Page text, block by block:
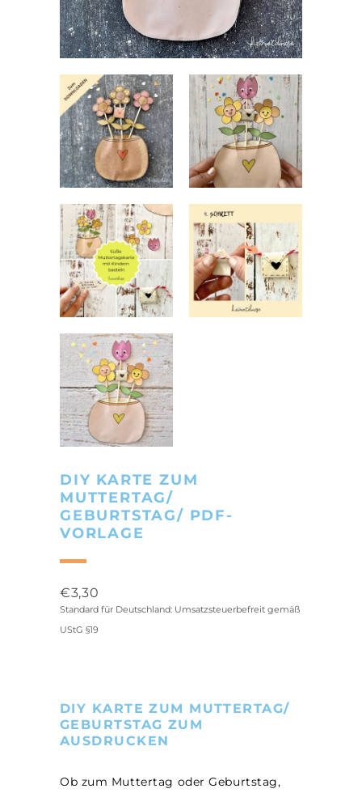
DIY KARTE ZUM
MUTTERTAG/
GEBURTSTAG/ PDF-
VORLAGE
€3,30
Standard für Deutschland: Umsatzsteuerbefreit gemäß
UStG §19
DIY KARTE ZUM MUTTERTAG/
GEBURTSTAG ZUM
AUSDRUCKEN
Ob zum Muttertag oder Geburtstag,